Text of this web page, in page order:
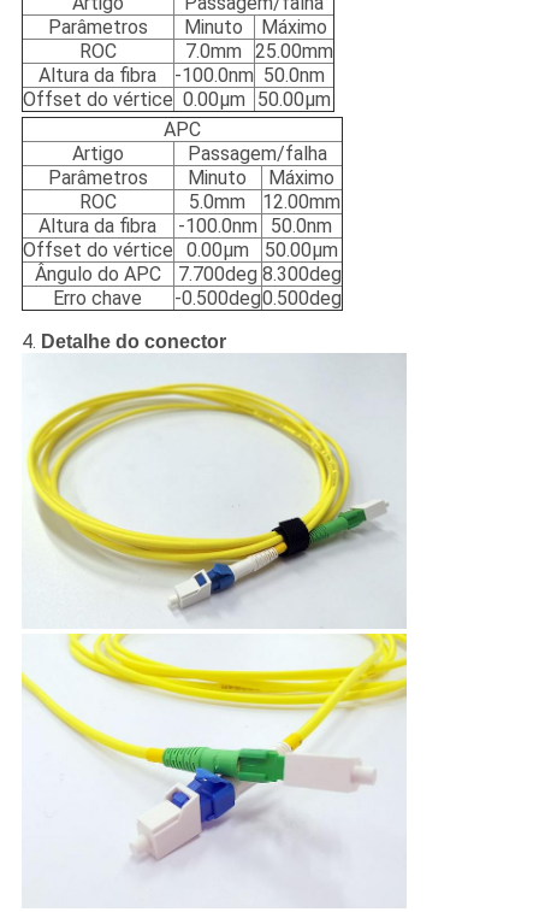
Parâmetros
Minuto
Máximo
ROC
7.0mm
25.00mm
Altura da fibra
-100.0nm 50.0nm
Offset do vértice 0.00μm
50.00μm
APC
Artigo
Passagem/falha
Parâmetros
Minuto
Máximo
ROC
5.0mm
12.00mm
Altura da fibra
-100.0nm
50.0nm
Offset do vértice
0.00μm
50.00μm
Ângulo do APC
7.700deg 8.300deg
Erro chave
-0.500deg0.500deg
4. Detalhe do conector